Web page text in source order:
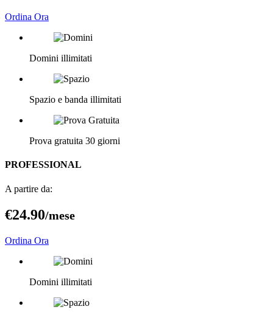
Ordina Ora
Domini illimitati
Spazio e banda illimitati
Prova gratuita 30 giorni
PROFESSIONAL
A partire da:
€24.90/mese
Ordina Ora
Domini illimitati